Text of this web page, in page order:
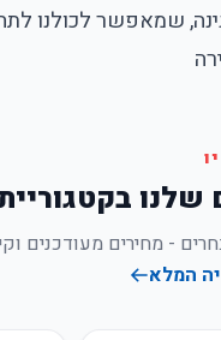
שמאפשר לכולנו
שלנו
- מחירים מעודכנים
המלא